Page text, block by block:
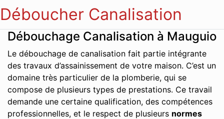
Déboucher Canalisation
Débouchage Canalisation à Mauguio
Le débouchage de canalisation fait partie intégrante
des travaux d’assainissement de votre maison. C’est un
domaine très particulier de la plomberie, qui se
compose de plusieurs types de prestations. Ce travail
demande une certaine qualification, des compétences
professionnelles, et le respect de plusieurs normes